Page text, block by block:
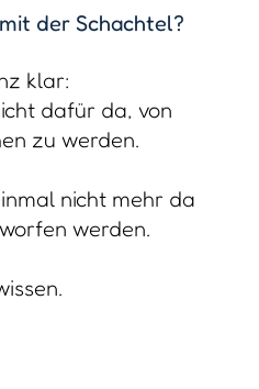
dich selbst – und
du wirklich eine
wirklich
du darüber
Ableben